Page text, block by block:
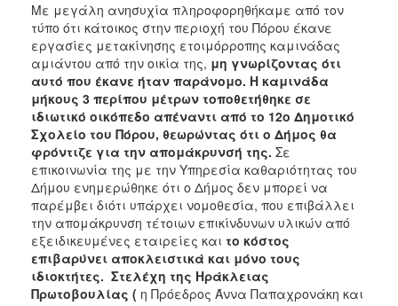
Με μεγάλη ανησυχία πληροφορηθήκαμε από τον
τύπο ότι κάτοικος στην περιοχή του Πόρου έκανε
εργασίες μετακίνησης ετοιμόρροπης καμινάδας
αμιάντου από την οικία της, μη γνωρίζοντας ότι
αυτό που έκανε ήταν παράνομο. Η καμινάδα
μήκους 3 περίπου μέτρων τοποθετήθηκε σε
ιδιωτικό οικόπεδο απέναντι από το 12ο Δημοτικό
Σχολείο του Πόρου, θεωρώντας ότι ο Δήμος θα
φρόντιζε για την απομάκρυνσή της. Σε
επικοινωνία της με την Υπηρεσία καθαριότητας του
Δήμου ενημερώθηκε ότι ο Δήμος δεν μπορεί να
παρέμβει διότι υπάρχει νομοθεσία, που επιβάλλει
την απομάκρυνση τέτοιων επικίνδυνων υλικών από
εξειδικευμένες εταιρείες και το κόστος
επιβαρύνει αποκλειστικά και μόνο τους
ιδιοκτήτες. Στελέχη της Ηράκλειας
Πρωτοβουλίας ( η Πρόεδρος Άννα Παπαχρονάκη και